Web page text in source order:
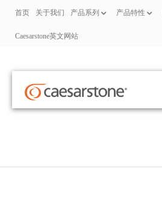
首页 关于我们 产品系列 产品特性
Caesarstone英文网站